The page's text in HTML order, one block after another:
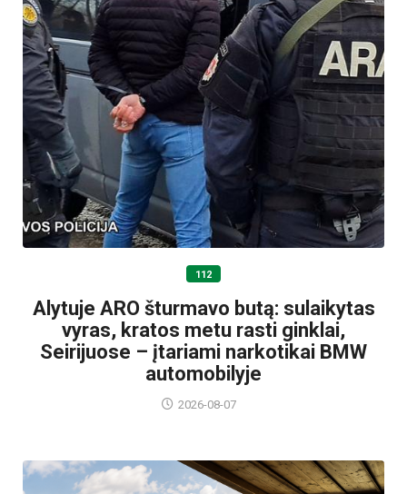
112
Alytuje ARO šturmavo butą: sulaikytas
vyras, kratos metu rasti ginklai,
Seirijuose – įtariami narkotikai BMW
automobilyje
2026-08-07